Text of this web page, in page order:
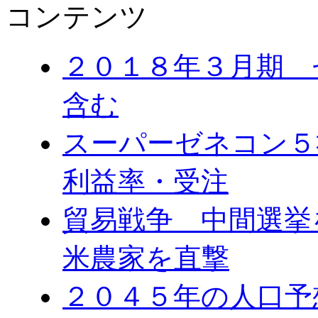
コンテンツ
２０１８年３月期
含む
スーパーゼネコン
利益率・受注
貿易戦争 中間選
米農家を直撃
２０４５年の人口